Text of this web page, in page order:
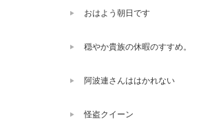
おはよう朝日です
穏やか貴族の休暇のすすめ。
阿波連さんははかれない
怪盗クイーン